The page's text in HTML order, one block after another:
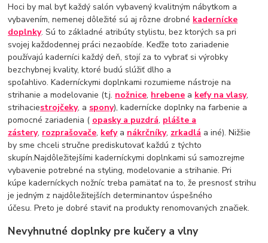
Hoci by mal byť každý salón vybavený kvalitným nábytkom a
vybavením, nemenej dôležité sú aj rôzne drobné kadernícke
doplnky. Sú to základné atribúty stylistu, bez ktorých sa pri
svojej každodennej práci nezaobíde. Keďže toto zariadenie
používajú kaderníci každý deň, stojí za to vybrať si výrobky
bezchybnej kvality, ktoré budú slúžiť dlho a
spoľahlivo. Kaderníckymi doplnkami rozumieme nástroje na
strihanie a modelovanie (t.j. nožnice, hrebene a kefy na vlasy,
strihaciestrojčeky, a spony), kadernícke doplnky na farbenie a
pomocné zariadenia ( opasky a puzdrá, plášte a
zástery, rozprašovače, kefya nákrčníky, zrkadlá a iné). Nižšie
by sme chceli stručne prediskutovať každú z týchto
skupín.Najdôležitejšími kaderníckymi doplnkami sú samozrejme
vybavenie potrebné na styling, modelovanie a strihanie. Pri
kúpe kaderníckych nožníc treba pamätať na to, že presnosť strihu
je jedným z najdôležitejších determinantov úspešného
účesu. Preto je dobré staviť na produkty renomovaných značiek.
Nevyhnutné doplnky pre kučery a vlny